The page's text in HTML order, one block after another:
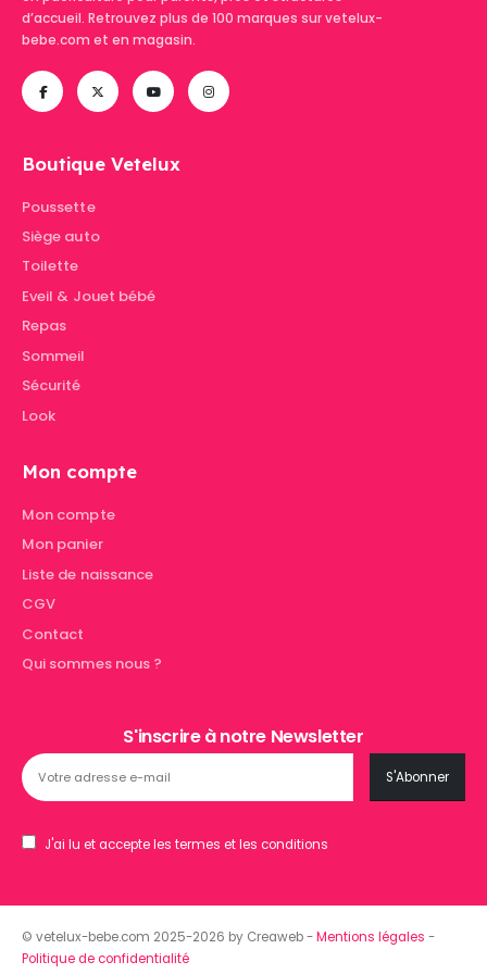
d’accueil. Retrouvez plus de 100 marques sur vetelux-
bebe.com et en magasin.
Boutique Vetelux
Poussette
Siège auto
Toilette
Eveil & Jouet bébé
Repas
Sommeil
Sécurité
Look
Mon compte
Mon compte
Mon panier
Liste de naissance
CGV
Contact
Qui sommes nous ?
S'inscrire à notre Newsletter
J'ai lu et accepte les termes et les conditions
© vetelux-bebe.com 2025-2026 by Creaweb -Mentions légales -
Politique de confidentialité